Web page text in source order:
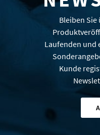
Bleiben
Laufenden und
Kunde